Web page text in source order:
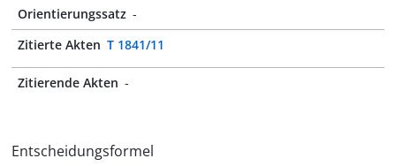
Orientierungssatz -
Zitierte Akten T 1841/11
Zitierende Akten -
Entscheidungsformel